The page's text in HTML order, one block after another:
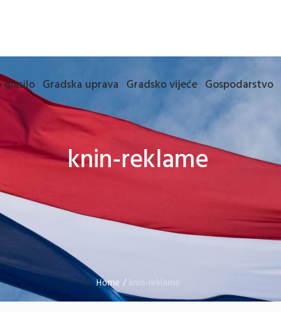
glasilo Gradska uprava Gradsko vijeće Gospodarstvo
knin-reklame
Home /knin-reklame